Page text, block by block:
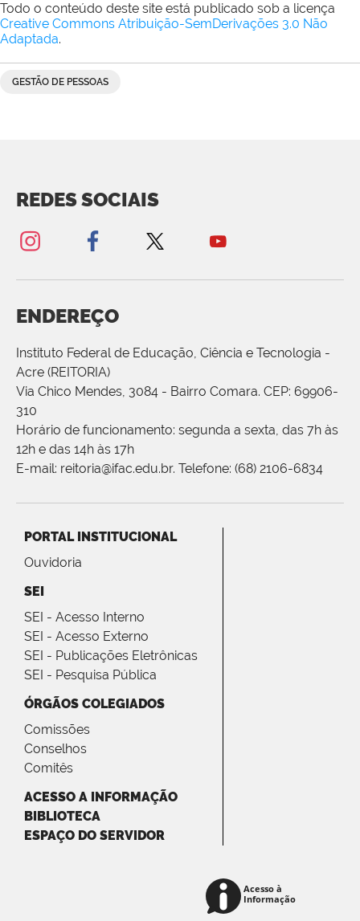
Todo o conteúdo deste site está publicado sob a licença
Creative Commons Atribuição-SemDerivações 3.0 Não
Adaptada.
GESTÃO DE PESSOAS
REDES SOCIAIS
ENDEREÇO
Instituto Federal de Educação, Ciência e Tecnologia -
Acre (REITORIA)
Via Chico Mendes, 3084 - Bairro Comara. CEP: 69906-
310
Horário de funcionamento: segunda a sexta, das 7h às
12h e das 14h às 17h
E-mail: reitoria@ifac.edu.br. Telefone: (68) 2106-6834
PORTAL INSTITUCIONAL
Ouvidoria
SEI
SEI - Acesso Interno
SEI - Acesso Externo
SEI - Publicações Eletrônicas
SEI - Pesquisa Pública
ÓRGÃOS COLEGIADOS
Comissões
Conselhos
Comitês
ACESSO A INFORMAÇÃO
BIBLIOTECA
ESPAÇO DO SERVIDOR